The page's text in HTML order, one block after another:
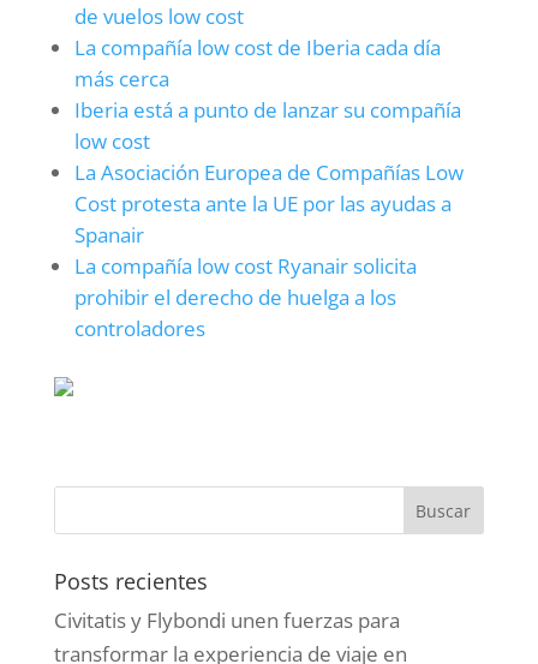
de vuelos low cost
La compañía low cost de Iberia cada día
más cerca
Iberia está a punto de lanzar su compañía
low cost
La Asociación Europea de Compañías Low
Cost protesta ante la UE por las ayudas a
Spanair
La compañía low cost Ryanair solicita
prohibir el derecho de huelga a los
controladores
Posts recientes
Civitatis y Flybondi unen fuerzas para
transformar la experiencia de viaje en